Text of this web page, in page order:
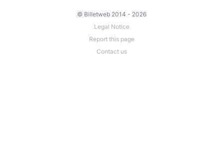
© Billetweb 2014 - 2026
Legal Notice
Report this page
Contact us